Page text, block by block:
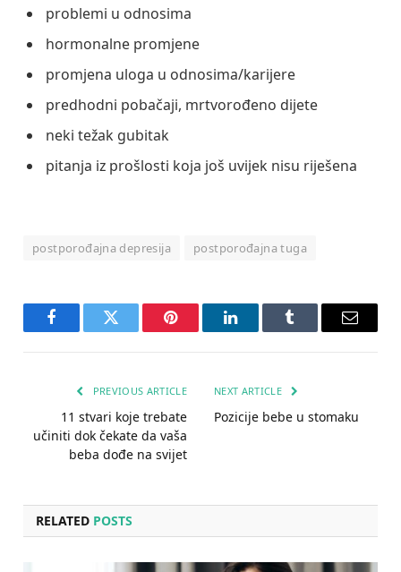
problemi u odnosima
hormonalne promjene
promjena uloga u odnosima/karijere
predhodni pobačaji, mrtvorođeno dijete
neki težak gubitak
pitanja iz prošlosti koja još uvijek nisu riješena
postporođajna depresija postporođajna tuga
FacebookTwitter Pinterest LinkedInTumblr Email
PREVIOUS ARTICLE
11 stvari koje trebate
učiniti dok čekate da vaša
beba dođe na svijet
NEXT ARTICLE
Pozicije bebe u stomaku
RELATED POSTS